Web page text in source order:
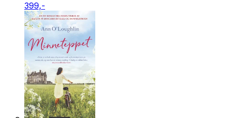
399,-